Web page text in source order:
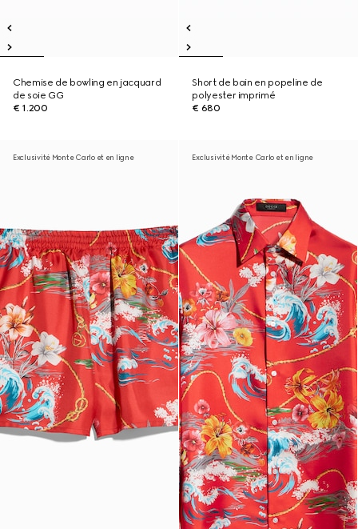
Chemise de bowling en jacquard
de soie GG
€ 1.200
Short de bain en popeline de
polyester imprimé
€ 680
Exclusivité Monte Carlo et en ligne Exclusivité Monte Carlo et en ligne